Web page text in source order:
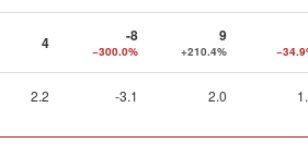
4 -8
−300.0%
9
+210.4%
2.2 -3.1 2.0